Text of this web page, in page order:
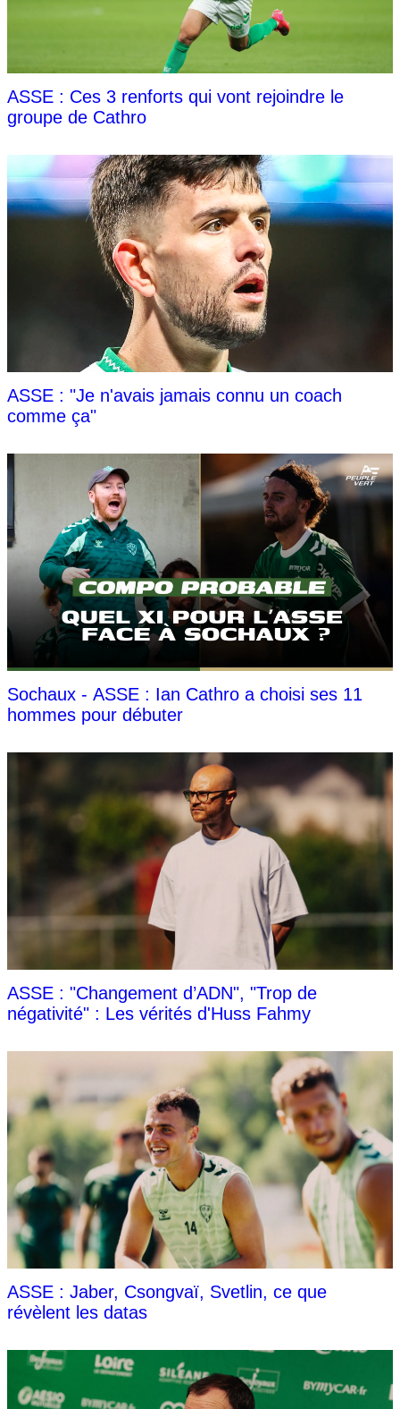
ASSE : Ces 3 renforts qui vont rejoindre le
groupe de Cathro
ASSE : "Je n'avais jamais connu un coach
comme ça"
Sochaux - ASSE : Ian Cathro a choisi ses 11
hommes pour débuter
ASSE : "Changement d’ADN", "Trop de
négativité" : Les vérités d'Huss Fahmy
ASSE : Jaber, Csongvaï, Svetlin, ce que
révèlent les datas